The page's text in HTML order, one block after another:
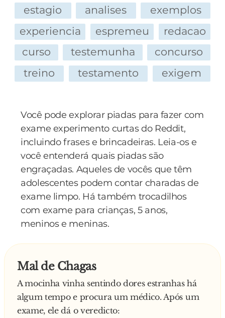
estagio
analises
exemplos
experiencia
espremeu
redacao
curso
testemunha
concurso
treino
testamento exigem
Você pode explorar piadas para fazer com
exame experimento curtas do Reddit,
incluindo frases e brincadeiras. Leia-os e
você entenderá quais piadas são
engraçadas. Aqueles de vocês que têm
adolescentes podem contar charadas de
exame limpo. Há também trocadilhos
com exame para crianças, 5 anos,
meninos e meninas.
Mal de Chagas
A mocinha vinha sentindo dores estranhas há
algum tempo e procura um médico. Após um
exame, ele dá o veredicto: